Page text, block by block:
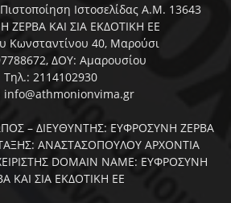
Ιστοσελίδας Α.Μ. 13643
ΖΕΡΒΑ ΚΑΙ ΣΙΑ ΕΚΔΟΤΙΚΗ ΕΕ
Κωνσταντίνου 40, Μαρούσι
ΔΟΥ: Αμαρουσίου
Τηλ.: 2114102930
info@athmonionvima.gr
– ΔΙΕΥΘΥΝΤΗΣ: ΕΥΦΡΟΣΥΝΗ ΖΕΡΒΑ
ΑΝΑΣΤΑΣΟΠΟΥΛΟΥ ΑΡΧΟΝΤΙΑ
DOMAIN NAME: ΕΥΦΡΟΣΥΝΗ
ΚΑΙ ΣΙΑ ΕΚΔΟΤΙΚΗ ΕΕ